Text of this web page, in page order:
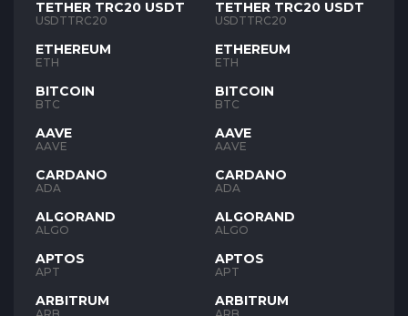
TETHER TRC20 USDT
USDTTRC20
ETHEREUM
ETH
BITCOIN
BTC
AAVE
AAVE
CARDANO
ADA
ALGORAND
ALGO
APTOS
APT
ARBITRUM
TETHER TRC20 USDT
USDTTRC20
ETHEREUM
ETH
BITCOIN
BTC
AAVE
AAVE
CARDANO
ADA
ALGORAND
ALGO
APTOS
APT
ARBITRUM